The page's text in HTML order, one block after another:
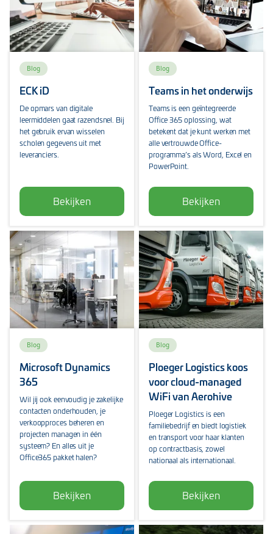
Blog
ECK iD
De opmars van digitale
leermiddelen gaat razendsnel. Bij
het gebruik ervan wisselen
scholen gegevens uit met
leveranciers.
Bekijken
Blog
Teams in het onderwijs
Teams is een geïntegreerde
Office 365 oplossing, wat
betekent dat je kunt werken met
alle vertrouwde Office-
programma’s als Word, Excel en
PowerPoint.
Bekijken
Blog
Microsoft Dynamics
365
Wil jij ook eenvoudig je zakelijke
contacten onderhouden, je
verkoopproces beheren en
projecten managen in één
systeem? En alles uit je
Office365 pakket halen?
Bekijken
Blog
Ploeger Logistics koos
voor cloud-managed
WiFi van Aerohive
Ploeger Logistics is een
familiebedrijf en biedt logistiek
en transport voor haar klanten
op contractbasis, zowel
nationaal als internationaal.
Bekijken